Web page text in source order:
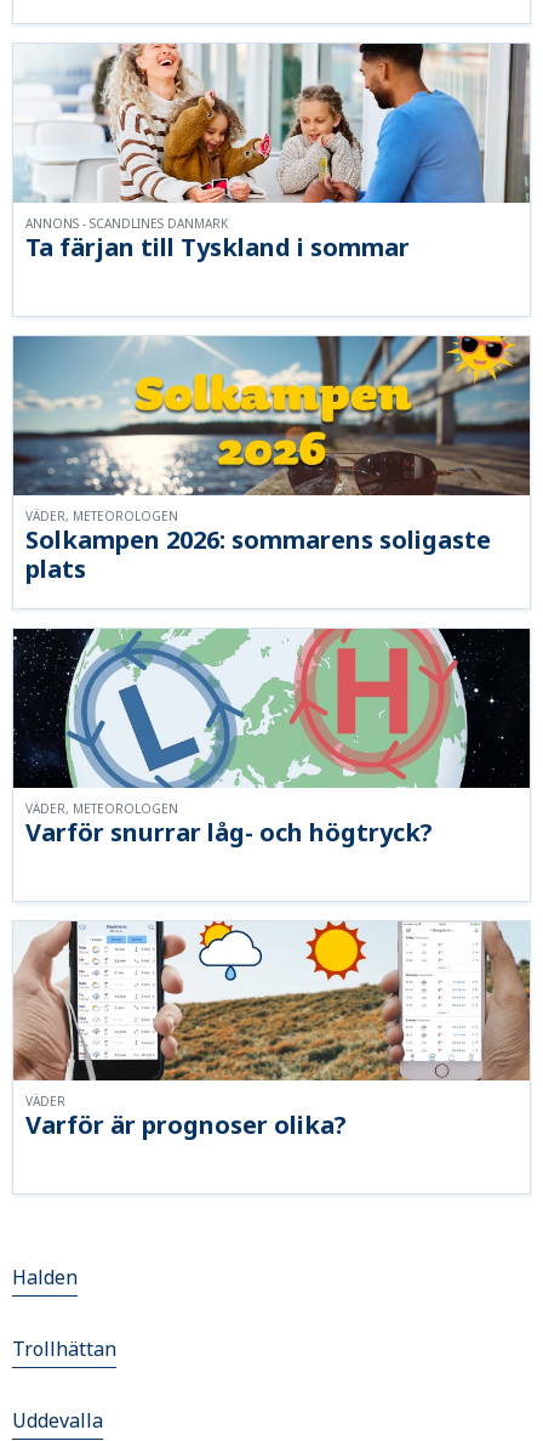
Ta färjan till Tyskland i sommar
ANNONS - SCANDLINES DANMARK
Solkampen 2026: sommarens soligaste
plats
VÄDER, METEOROLOGEN
Varför snurrar låg- och högtryck?
VÄDER, METEOROLOGEN
Varför är prognoser olika?
VÄDER
Halden
Trollhättan
Uddevalla